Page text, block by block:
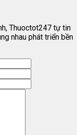
Thuoctot247 tự tin
nhau phát triển bền